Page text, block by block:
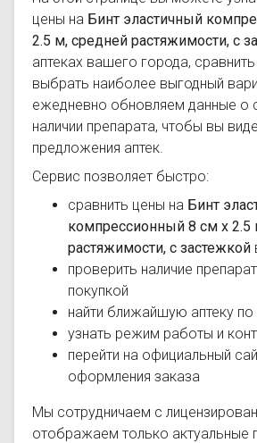
цены на Бинт эластичный
2.5 м, средней растяжимости, с
аптеках вашего города,
выбрать наиболее выгодный
ежедневно обновляем данные о
наличии препарата, чтобы вы
предложения аптек.
Сервис позволяет быстро:
сравнить цены на Бинт
компрессионный 8 см х 2.5
растяжимости, с застежкой
проверить наличие
покупкой
найти ближайшую аптеку
узнать режим работы и
перейти на официальный
оформления заказа
Мы сотрудничаем с
отображаем только актуальные